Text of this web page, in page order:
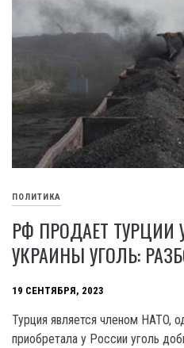
ПОЛИТИКА
РФ ПРОДАЕТ ТУРЦИИ
УКРАИНЫ УГОЛЬ:
19 СЕНТЯБРЯ, 2023
Турция является членом HATO,
приобретала у России уголь